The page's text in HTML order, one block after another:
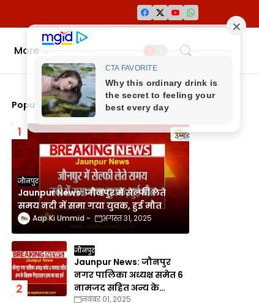
More
Popular Posts
जौनपुर
Jaunpur News: जौनपुर में सेल्फी लेते
समय नदी में समा गया युवक, हुई मौत
Aap Ki Ummid अगस्त 31, 2025
जौनपुर
Jaunpur News: जौनपुर
नगर पालिका अध्यक्ष समेत 6
नामजद सहित अन्य के
खिलाफ गैरइरादतन हत्या का
नवंबर 01, 2025